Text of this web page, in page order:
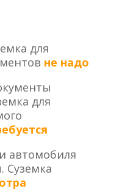
для
не надо
для
автомобиля
Суземка